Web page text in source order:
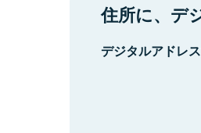
住所に、デ
デジタルアドレ